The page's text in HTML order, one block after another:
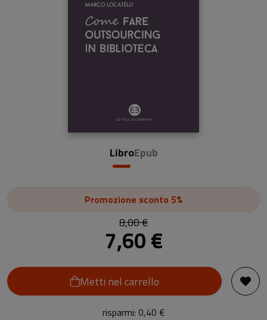
LibroEpub
Promozione sconto 5%
8,00 €
7,60 €
Metti nel carrello
risparmi: 0,40 €